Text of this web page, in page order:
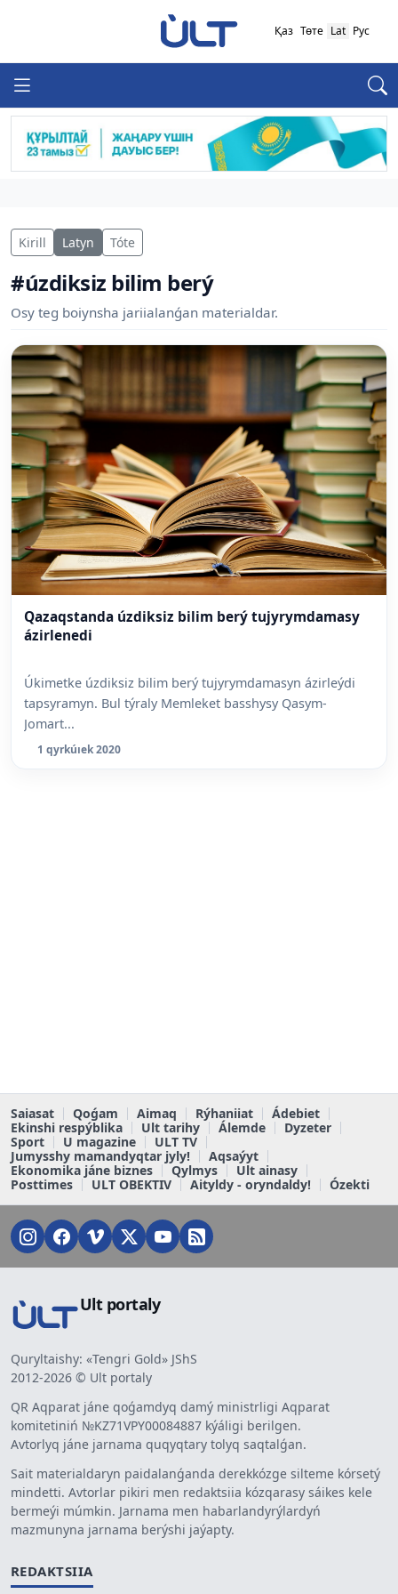
Қаз Төте Lat Рус
Kirill Latyn Tóte
#úzdiksiz bilim berý
Osy teg boiynsha jariialanǵan materialdar.
Qazaqstanda úzdiksiz bilim berý tujyrymdamasy
ázirlenedi
Úkimetke úzdiksiz bilim berý tujyrymdamasyn ázirleýdi
tapsyramyn. Bul týraly Memleket basshysy Qasym-
Jomart...
1 qyrkúıek 2020
Saiasat Qoǵam Aimaq Rýhaniiat
Ádebiet
Ekinshi respýblika
Ult tarihy Álemde
Dyzeter
Sport
U magazine
ULT TV
Jumysshy mamandyqtar jyly!
Aqsaýyt
Ekonomika jáne biznes
Qylmys
Ult ainasy
Posttimes
ULT OBEKTIV Aityldy - oryndaldy! Ózekti
Ult portaly
Quryltaishy: «Tengri Gold» JShS
2012-2026 © Ult portaly
QR Aqparat jáne qoǵamdyq damý ministrligi Aqparat
komitetiniń №KZ71VPY00084887 kýáligi berilgen.
Avtorlyq jáne jarnama quqyqtary tolyq saqtalǵan.
Sait materialdaryn paidalanǵanda derekkózge silteme kórsetý
mindetti. Avtorlar pikiri men redaktsiia kózqarasy sáikes kele
bermeýi múmkin. Jarnama men habarlandyrýlardyń
mazmunyna jarnama berýshi jaýapty.
REDAKTSIIA